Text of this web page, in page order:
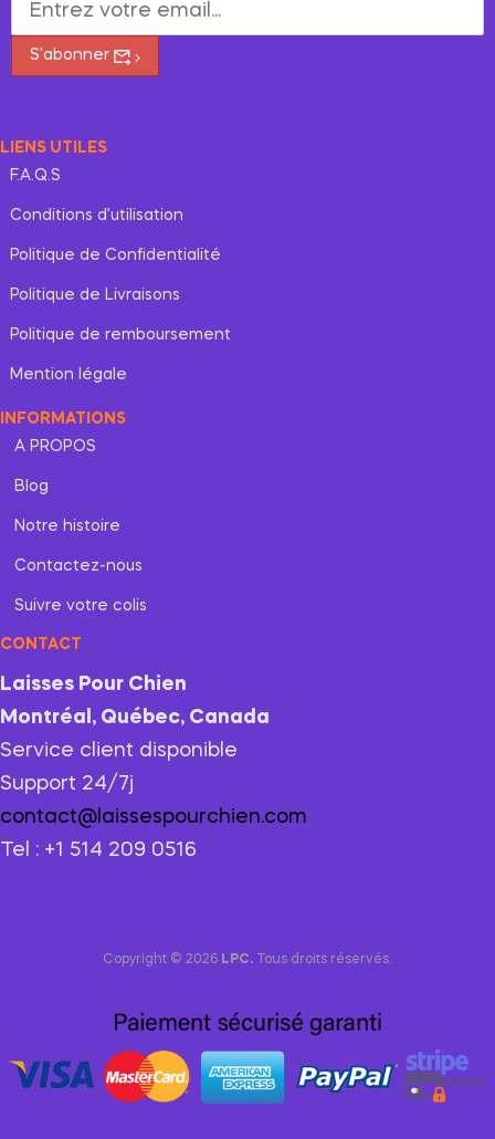
S'abonner
LIENS UTILES
F.A.Q.S
Conditions d’utilisation
Politique de Confidentialité
Politique de Livraisons
Politique de remboursement
Mention légale
INFORMATIONS
A PROPOS
Blog
Notre histoire
Contactez-nous
Suivre votre colis
CONTACT
Laisses Pour Chien
Montréal, Québec, Canada
Service client disponible
Support 24/7j
contact@laissespourchien.com
Tel : +1 514 209 0516
Copyright © 2026 LPC. Tous droits réservés.